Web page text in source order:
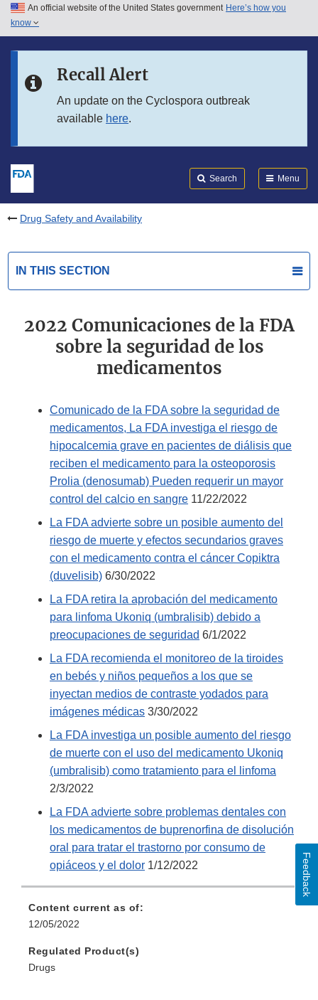
Skip to main content
Skip to in this section menu
An official website of the United States government Here’s how you
know
Recall Alert
An update on the Cyclospora outbreak
available here.
Search Menu
Drug Safety and Availability
IN THIS SECTION
2022 Comunicaciones de la FDA
sobre la seguridad de los
medicamentos
Comunicado de la FDA sobre la seguridad de
medicamentos, La FDA investiga el riesgo de
hipocalcemia grave en pacientes de diálisis que
reciben el medicamento para la osteoporosis
Prolia (denosumab) Pueden requerir un mayor
control del calcio en sangre 11/22/2022
La FDA advierte sobre un posible aumento del
riesgo de muerte y efectos secundarios graves
con el medicamento contra el cáncer Copiktra
(duvelisib) 6/30/2022
La FDA retira la aprobación del medicamento
para linfoma Ukoniq (umbralisib) debido a
preocupaciones de seguridad 6/1/2022
La FDA recomienda el monitoreo de la tiroides
en bebés y niños pequeños a los que se
inyectan medios de contraste yodados para
imágenes médicas 3/30/2022
La FDA investiga un posible aumento del riesgo
de muerte con el uso del medicamento Ukoniq
(umbralisib) como tratamiento para el linfoma
2/3/2022
La FDA advierte sobre problemas dentales con
los medicamentos de buprenorfina de disolución
oral para tratar el trastorno por consumo de
opiáceos y el dolor 1/12/2022
Content current as of:
12/05/2022
Regulated Product(s)
Drugs
Feedback